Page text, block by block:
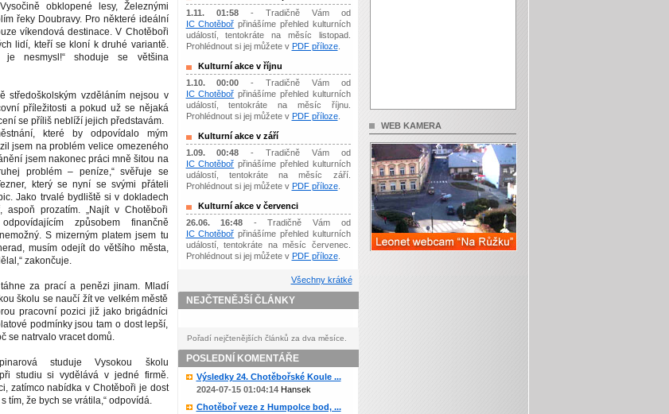
obklopené lesy, Železnými
řeky Doubravy. Pro některé ideální
víkendová destinace. V Chotěboři
lidí, kteří se kloní k druhé variantě.
je nesmysl!“ shoduje se většina
středoškolským vzděláním nejsou v
příležitosti a pokud už se nějaká
se příliš neblíží jejich představám.
které by odpovídalo mým
jsem na problém velice omezeného
jsem nakonec práci mně šitou na
problém – peníze,“ svěřuje se
který se nyní se svými přáteli
Jako trvalé bydliště si v dokladech
aspoň prozatím. „Najít v Chotěboři
způsobem finančně
S mizerným platem jsem tu
musím odejít do většího města,
zakončuje.
za prací a penězi jinam. Mladí
školu se naučí žít ve velkém městě
pracovní pozici již jako brigádníci
podmínky jsou tam o dost lepší,
se natrvalo vracet domů.
studuje Vysokou školu
studiu si vydělává v jedné firmě.
zatímco nabídka v Chotěboři je dost
tím, že bych se vrátila,“ odpovídá.
1.11. 01:58- Tradičně Vám od
IC Chotěboř přinášíme přehled kulturních
událostí, tentokráte na měsíc listopad.
Prohlédnout si jej můžete v PDF příloze.
Kulturní akce v říjnu
1.10. 00:00 - Tradičně Vám od
IC Chotěboř přinášíme přehled kulturních
událostí, tentokráte na měsíc říjnu.
Prohlédnout si jej můžete v PDF příloze.
Kulturní akce v září
1.09. 00:48 - Tradičně Vám od
IC Chotěboř přinášíme přehled kulturních
událostí, tentokráte na měsíc září.
Prohlédnout si jej můžete v PDF příloze.
Kulturní akce v červenci
26.06. 16:48 - Tradičně Vám od
IC Chotěboř přinášíme přehled kulturních
událostí, tentokráte na měsíc červenec.
Prohlédnout si jej můžete v PDF příloze.
Všechny krátké
NEJČTENĚJŠÍ ČLÁNKY
Pořadí nejčtenějších článků za dva měsíce.
POSLEDNÍ KOMENTÁŘE
Výsledky 24. Chotěbořské Koule ...
2024-07-15 01:04:14Hansek
Chotěboř veze z Humpolce bod, ...
WEB KAMERA